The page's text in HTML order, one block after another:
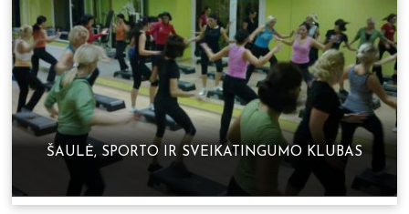
ŠAULĖ, SPORTO IR SVEIKATINGUMO KLUBAS